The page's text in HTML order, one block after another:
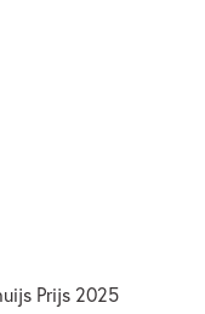
Prijs 2025